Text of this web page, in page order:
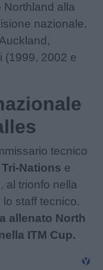
alla
nazionale.
(1999, 2002 e
tecnico
Nations e
al trionfo nella
staff tecnico.
allenato North
ITM Cup.